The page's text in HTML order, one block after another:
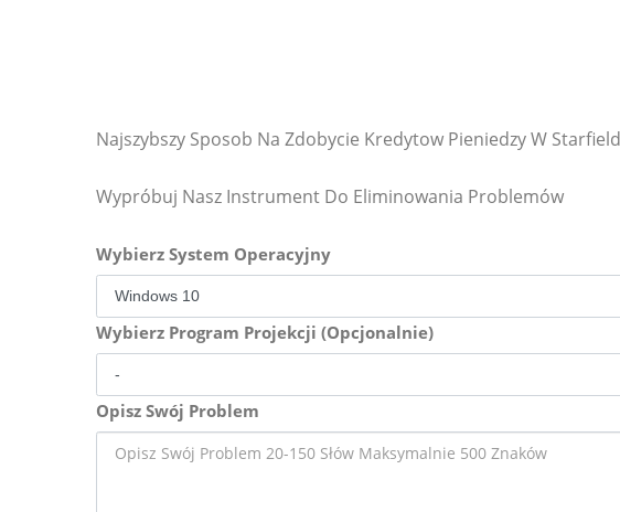
Najszybszy Sposob Na Zdobycie Kredytow Pieniedzy W Starfield
Wypróbuj Nasz Instrument Do Eliminowania Problemów
Wybierz System Operacyjny
Wybierz Program Projekcji (Opcjonalnie)
Opisz Swój Problem